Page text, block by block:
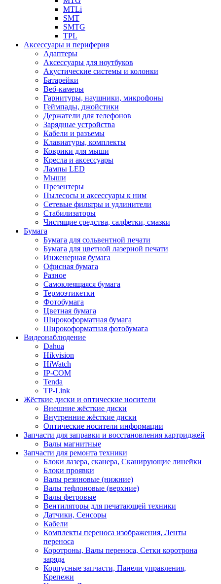
MTLi
SMT
SMTG
TPL
Аксессуары и периферия
Адаптеры
Аксессуары для ноутбуков
Акустические системы и колонки
Батарейки
Веб-камеры
Гарнитуры, наушники, микрофоны
Геймпады, джойстики
Держатели для телефонов
Зарядные устройства
Кабели и разъемы
Клавиатуры, комплекты
Коврики для мыши
Кресла и аксессуары
Лампы LED
Мыши
Презентеры
Пылесосы и аксессуары к ним
Сетевые фильтры и удлинители
Стабилизаторы
Чистящие средства, салфетки, смазки
Бумага
Бумага для сольвентной печати
Бумага для цветной лазерной печати
Инженерная бумага
Офисная бумага
Разное
Самоклеящаяся бумага
Термоэтикетки
Фотобумага
Цветная бумага
Широкоформатная бумага
Широкоформатная фотобумага
Видеонаблюдение
Dahua
Hikvision
HiWatch
IP-COM
Tenda
TP-Link
Жёсткие диски и оптические носители
Внешние жёсткие диски
Внутренние жёсткие диски
Оптические носители информации
Запчасти для заправки и восстановления картриджей
Валы магнитные
Запчасти для ремонта техники
Блоки лазера, сканера, Сканирующие линейки
Блоки проявки
Валы резиновые (нижние)
Валы тефлоновые (верхние)
Валы фетровые
Вентиляторы для печатающей техники
Датчики, Сенсоры
Кабели
Комплекты переноса изображения, Ленты
переноса
Коротроны, Валы переноса, Сетки коротрона
заряда
Корпусные запчасти, Панели управления,
Крепежи